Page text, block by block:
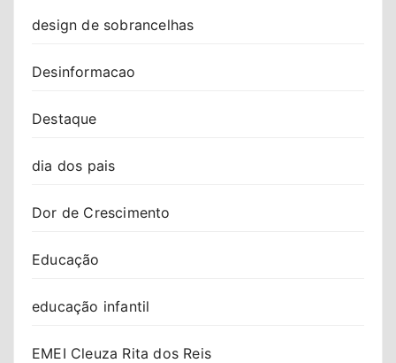
design de sobrancelhas
Desinformacao
Destaque
dia dos pais
Dor de Crescimento
Educação
educação infantil
EMEI Cleuza Rita dos Reis